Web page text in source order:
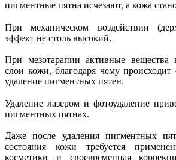
пигментные пятна исчезают, а кожа
При механическом воздействии
эффект не столь высокий.
При мезотарапии активные вещества
слои кожи, благодаря чему происходит
удаление пигментных пятен.
Удаление лазером и фотоудаление
пигментных пятнах.
Даже после удаления пигментных
состояния кожи требуется
косметики и своевременная